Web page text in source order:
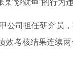
“炒鱿鱼”的行为
司担任研究员，
效考核结果连续